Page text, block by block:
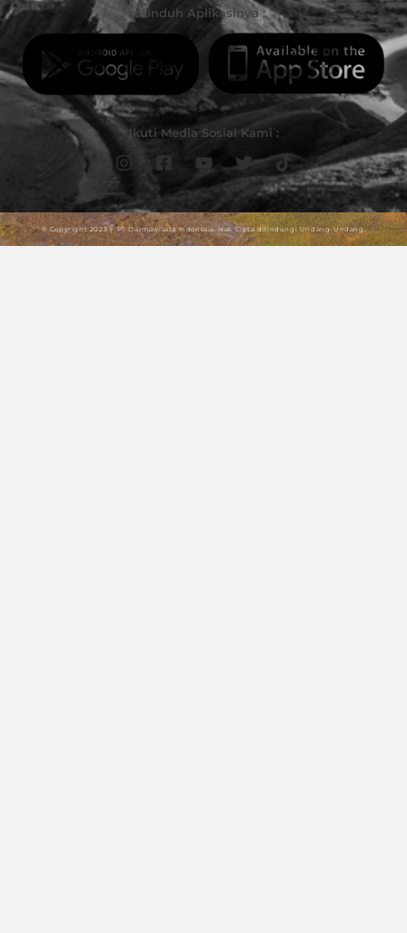
Unduh Aplikasinya :
Ikuti Media Sosial Kami :
© Copyright 2023 | PT Darmawisata Indonesia. Hak Cipta dilindungi Undang-Undang.